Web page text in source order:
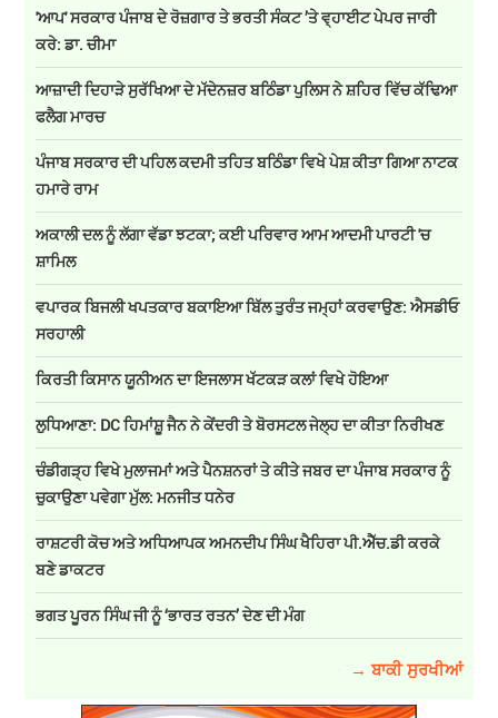
'ਆਪ' ਸਰਕਾਰ ਪੰਜਾਬ ਦੇ ਰੋਜ਼ਗਾਰ ਤੇ ਭਰਤੀ ਸੰਕਟ ’ਤੇ ਵ੍ਹਾਈਟ ਪੇਪਰ ਜਾਰੀ
ਕਰੇ: ਡਾ. ਚੀਮਾ
ਆਜ਼ਾਦੀ ਦਿਹਾੜੇ ਸੁਰੱਖਿਆ ਦੇ ਮੱਦੇਨਜ਼ਰ ਬਠਿੰਡਾ ਪੁਲਿਸ ਨੇ ਸ਼ਹਿਰ ਵਿੱਚ ਕੱਢਿਆ
ਫਲੈਗ ਮਾਰਚ
ਪੰਜਾਬ ਸਰਕਾਰ ਦੀ ਪਹਿਲ ਕਦਮੀ ਤਹਿਤ ਬਠਿੰਡਾ ਵਿਖੇ ਪੇਸ਼ ਕੀਤਾ ਗਿਆ ਨਾਟਕ
ਹਮਾਰੇ ਰਾਮ
ਅਕਾਲੀ ਦਲ ਨੂੰ ਲੱਗਾ ਵੱਡਾ ਝਟਕਾ; ਕਈ ਪਰਿਵਾਰ ਆਮ ਆਦਮੀ ਪਾਰਟੀ 'ਚ
ਸ਼ਾਮਿਲ
ਵਪਾਰਕ ਬਿਜਲੀ ਖਪਤਕਾਰ ਬਕਾਇਆ ਬਿੱਲ ਤੁਰੰਤ ਜਮ੍ਹਾਂ ਕਰਵਾਉਣ: ਐਸਡੀਓ
ਸਰਹਾਲੀ
ਕਿਰਤੀ ਕਿਸਾਨ ਯੂਨੀਅਨ ਦਾ ਇਜਲਾਸ ਖੱਟਕੜ ਕਲਾਂ ਵਿਖੇ ਹੋਇਆ
ਲੁਧਿਆਣਾ: DC ਹਿਮਾਂਸ਼ੂ ਜੈਨ ਨੇ ਕੇਂਦਰੀ ਤੇ ਬੋਰਸਟਲ ਜੇਲ੍ਹ ਦਾ ਕੀਤਾ ਨਿਰੀਖਣ
ਚੰਡੀਗੜ੍ਹ ਵਿਖੇ ਮੁਲਾਜਮਾਂ ਅਤੇ ਪੈਨਸ਼ਨਰਾਂ ਤੇ ਕੀਤੇ ਜਬਰ ਦਾ ਪੰਜਾਬ ਸਰਕਾਰ ਨੂੰ
ਚੁਕਾਉਣਾ ਪਵੇਗਾ ਮੁੱਲ: ਮਨਜੀਤ ਧਨੇਰ
ਰਾਸ਼ਟਰੀ ਕੋਚ ਅਤੇ ਅਧਿਆਪਕ ਅਮਨਦੀਪ ਸਿੰਘ ਖੈਹਿਰਾ ਪੀ.ਐੱਚ.ਡੀ ਕਰਕੇ
ਬਣੇ ਡਾਕਟਰ
ਭਗਤ ਪੂਰਨ ਸਿੰਘ ਜੀ ਨੂੰ ‘ਭਾਰਤ ਰਤਨ’ ਦੇਣ ਦੀ ਮੰਗ
→ ਬਾਕੀ ਸੁਰਖੀਆਂ